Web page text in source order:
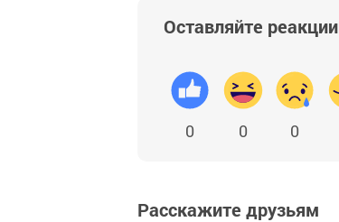
Оставляйте реакции
0 0 0
Расскажите друзьям